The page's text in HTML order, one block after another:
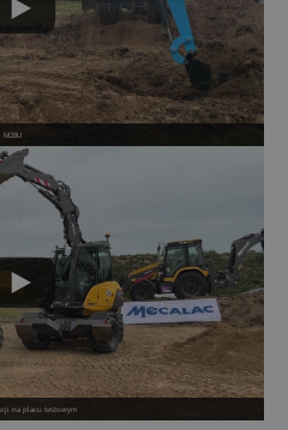
M28U
na placu testowym